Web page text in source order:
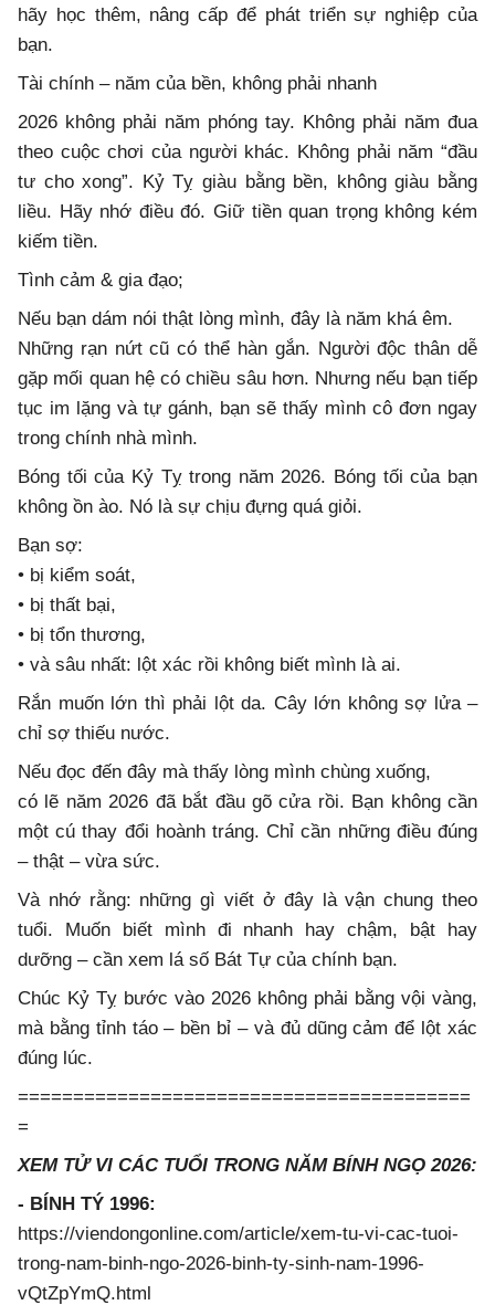
hãy học thêm, nâng cấp để phát triển sự nghiệp của
bạn.
Tài chính – năm của bền, không phải nhanh
2026 không phải năm phóng tay. Không phải năm đua
theo cuộc chơi của người khác. Không phải năm “đầu
tư cho xong”. Kỷ Tỵ giàu bằng bền, không giàu bằng
liều. Hãy nhớ điều đó. Giữ tiền quan trọng không kém
kiếm tiền.
Tình cảm & gia đạo;
Nếu bạn dám nói thật lòng mình, đây là năm khá êm.
Những rạn nứt cũ có thể hàn gắn. Người độc thân dễ
gặp mối quan hệ có chiều sâu hơn. Nhưng nếu bạn tiếp
tục im lặng và tự gánh, bạn sẽ thấy mình cô đơn ngay
trong chính nhà mình.
Bóng tối của Kỷ Tỵ trong năm 2026. Bóng tối của bạn
không ồn ào. Nó là sự chịu đựng quá giỏi.
Bạn sợ:
• bị kiểm soát,
• bị thất bại,
• bị tổn thương,
• và sâu nhất: lột xác rồi không biết mình là ai.
Rắn muốn lớn thì phải lột da. Cây lớn không sợ lửa –
chỉ sợ thiếu nước.
Nếu đọc đến đây mà thấy lòng mình chùng xuống,
có lẽ năm 2026 đã bắt đầu gõ cửa rồi. Bạn không cần
một cú thay đổi hoành tráng. Chỉ cần những điều đúng
– thật – vừa sức.
Và nhớ rằng: những gì viết ở đây là vận chung theo
tuổi. Muốn biết mình đi nhanh hay chậm, bật hay
dưỡng – cần xem lá số Bát Tự của chính bạn.
Chúc Kỷ Tỵ bước vào 2026 không phải bằng vội vàng,
mà bằng tỉnh táo – bền bỉ – và đủ dũng cảm để lột xác
đúng lúc.
=========================================
=
XEM TỬ VI CÁC TUỔI TRONG NĂM BÍNH NGỌ 2026:
- BÍNH TÝ 1996:
https://viendongonline.com/article/xem-tu-vi-cac-tuoi-
trong-nam-binh-ngo-2026-binh-ty-sinh-nam-1996-
vQtZpYmQ.html